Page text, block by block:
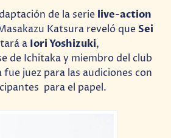
de la serie live-action
Katsura reveló queSei
a Iori Yoshizuki,
de Ichitaka y miembro del club
juez para las audiciones con
para el papel.